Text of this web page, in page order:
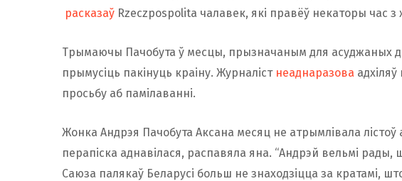
расказаў Rzeczpospolita чалавек, які правёў некаторы час
Трымаючы Пачобута ў месцы, прызначаным для асуджаных да
прымусіць пакінуць краіну. Журналіст неаднаразова
просьбу аб памілаванні.
Жонка Андрэя Пачобута Аксана месяц не атрымлівала
перапіска аднавілася, распавяла яна. “Андрэй вельмі рады,
Саюза палякаў Беларусі больш не знаходзіцца за кратамі,